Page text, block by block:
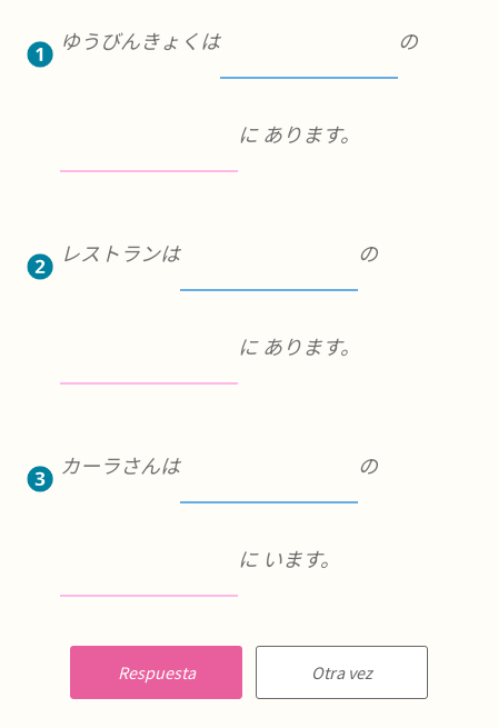
ゆうびんきょくは の
に あります。
レストランは の
に あります。
カーラさんは の
に います。
Respuesta Otra vez